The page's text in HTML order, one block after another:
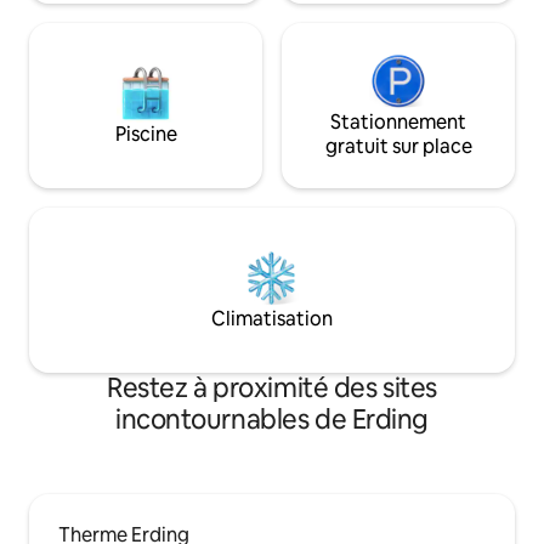
Piscine
Stationnement
gratuit sur place
Climatisation
Restez à proximité des sites
incontournables de Erding
Therme Erding